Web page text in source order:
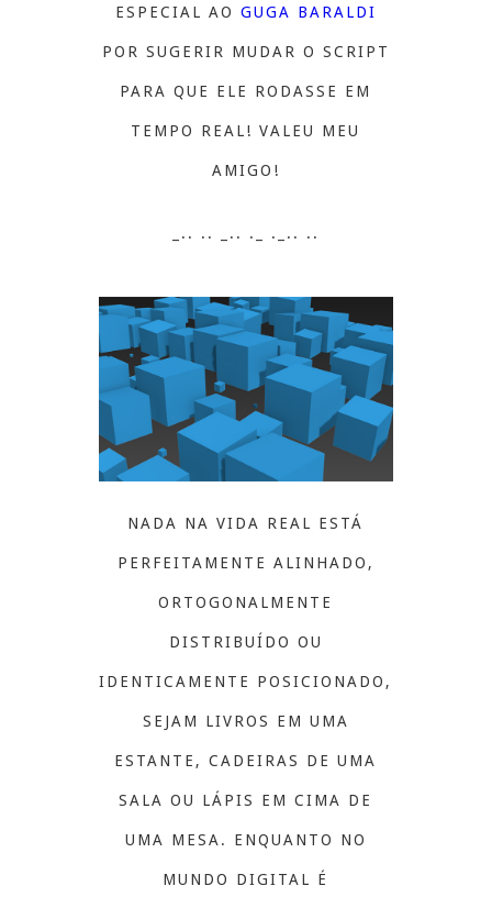
ESPECIAL AO GUGA BARALDI
POR SUGERIR MUDAR O SCRIPT
PARA QUE ELE RODASSE EM
TEMPO REAL! VALEU MEU
AMIGO!
_.. .. _.. ._ ._.. ..
NADA NA VIDA REAL ESTÁ
PERFEITAMENTE ALINHADO,
ORTOGONALMENTE
DISTRIBUÍDO OU
IDENTICAMENTE POSICIONADO,
SEJAM LIVROS EM UMA
ESTANTE, CADEIRAS DE UMA
SALA OU LÁPIS EM CIMA DE
UMA MESA. ENQUANTO NO
MUNDO DIGITAL É